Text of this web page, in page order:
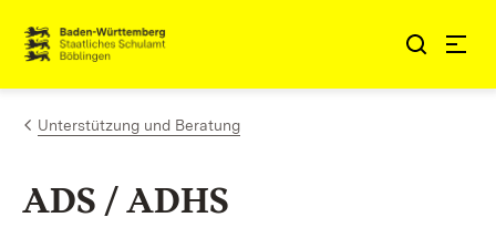
Zum Inhalt springen
Link zur Startseite
Unterstützung und Beratung
ADS / ADHS